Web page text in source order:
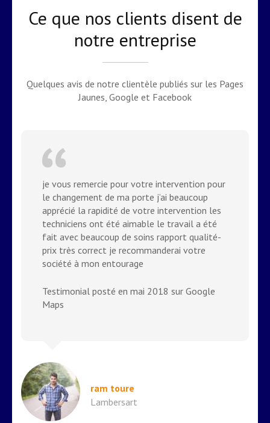
Ce que nos clients disent de
notre entreprise
Quelques avis de notre clientèle publiés sur les Pages
Jaunes, Google et Facebook
je vous remercie pour votre intervention pour
le changement de ma porte j’ai beaucoup
apprécié la rapidité de votre intervention les
techniciens ont été aimable le travail a été
fait avec beaucoup de soins rapport qualité-
prix très correct je recommanderai votre
société à mon entourage
Testimonial posté en mai 2018 sur Google
Maps
ram toure
Lambersart